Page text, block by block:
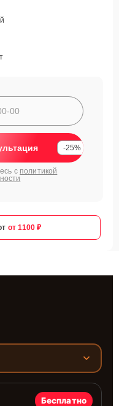
-25%
с политикой
от 1100 ₽
Бесплатно